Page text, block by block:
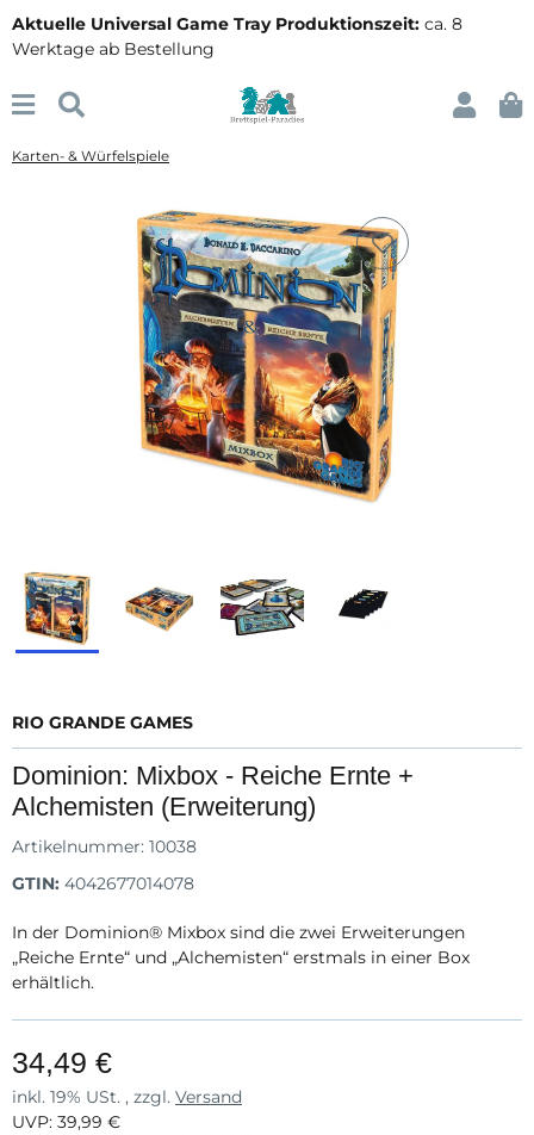
Aktuelle Universal Game Tray Produktionszeit: ca. 8
Werktage ab Bestellung
Karten- & Würfelspiele
RIO GRANDE GAMES
Dominion: Mixbox - Reiche Ernte +
Alchemisten (Erweiterung)
Artikelnummer: 10038
GTIN: 4042677014078
In der Dominion® Mixbox sind die zwei Erweiterungen
„Reiche Ernte“ und „Alchemisten“ erstmals in einer Box
erhältlich.
34,49 €
inkl. 19% USt. , zzgl. Versand
UVP: 39,99 €